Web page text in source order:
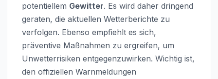
potentiellem Gewitter. Es wird daher dringend
geraten, die aktuellen Wetterberichte zu
verfolgen. Ebenso empfiehlt es sich,
präventive Maßnahmen zu ergreifen, um
Unwetterrisiken entgegenzuwirken. Wichtig ist,
den offiziellen Warnmeldungen